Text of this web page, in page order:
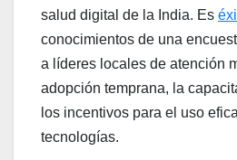
salud digital de la India. Es
conocimientos de una
a líderes locales de atención
adopción temprana, la
los incentivos para el uso
tecnologías.